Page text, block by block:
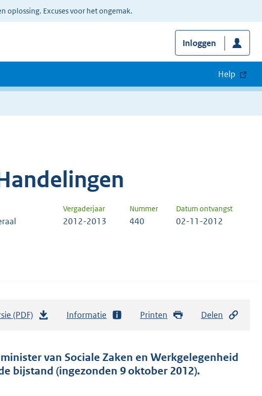
oplossing. Excuses voor het ongemak.
Inloggen
Help
Vergaderjaar Nummer Datum ontvangst
2012-2013 440 02-11-2012
(PDF)
t
a
Informatie Printen Delen
van Sociale Zaken en Werkgelegenheid
bijstand (ingezonden 9 oktober 2012).